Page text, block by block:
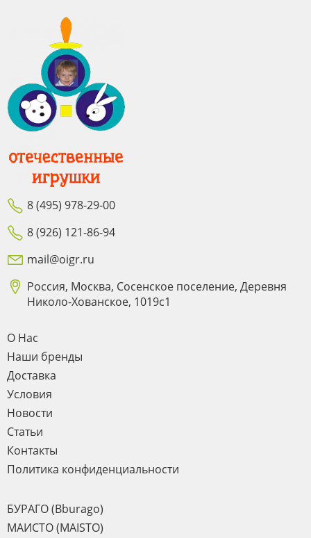
8 (495) 978-29-00
8 (926) 121-86-94
mail@oigr.ru
Россия, Москва, Сосенское поселение, Деревня
Николо-Хованское, 1019с1
О Нас
Наши бренды
Доставка
Условия
Новости
Статьи
Контакты
Политика конфиденциальности
БУРАГО (Bburago)
МАИСТО (MAISTO)